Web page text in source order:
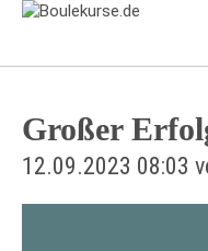
Großer
12.09.2023 08:03